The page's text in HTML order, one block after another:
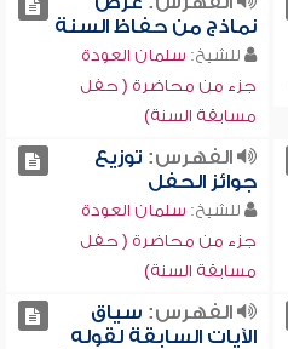
نماذج من حفاظ السنة
للشيخ: سلمان العودة
جزء من محاضرة ( حفل
مسابقة السنة)
الفهرس: توزيع
جوائز الحفل
للشيخ: سلمان العودة
جزء من محاضرة ( حفل
مسابقة السنة)
الفهرس: سياق
الآيات السابقة لقوله